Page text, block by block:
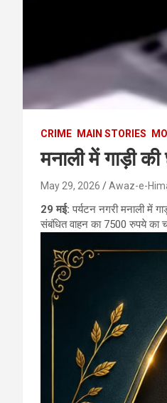
CRIME MAIN STORIES
मनाली में गाड़ी
May 29, 2026 Awaz-e-
29 मई:पर्यटन नगरी मनाली में
संबंधित वाहन का 7500 रुपये का